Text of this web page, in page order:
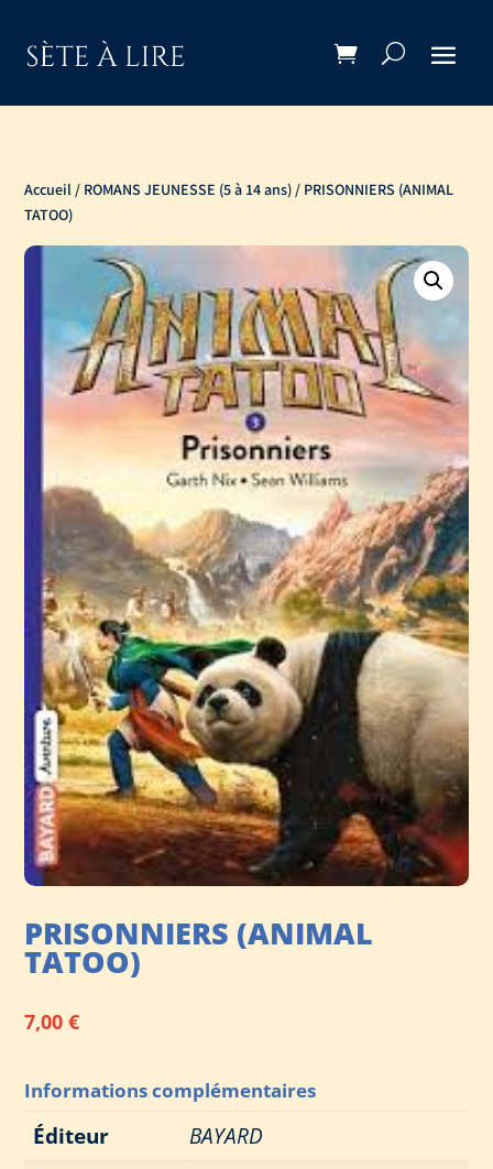
Accueil / ROMANS JEUNESSE (5 à 14 ans) / PRISONNIERS (ANIMAL
TATOO)
PRISONNIERS (ANIMAL
TATOO)
7,00€
Informations complémentaires
Éditeur
BAYARD